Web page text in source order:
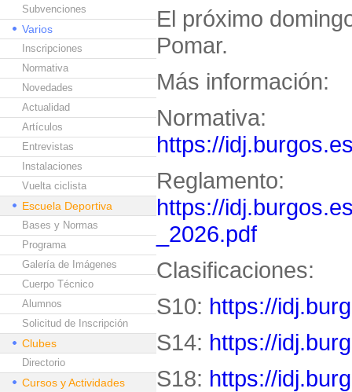
Subvenciones
Varios
Inscripciones
Normativa
Novedades
Actualidad
Artículos
Entrevistas
Instalaciones
Vuelta ciclista
Escuela Deportiva
Bases y Normas
Programa
Galería de Imágenes
Cuerpo Técnico
Alumnos
Solicitud de Inscripción
Clubes
Directorio
Cursos y Actividades
El próximo
Pomar.
Más información:
Normativa:
https://
Reglamento:
https://
_2026.pdf
Clasificaciones:
S10: https://
S14: https://
S18: https://